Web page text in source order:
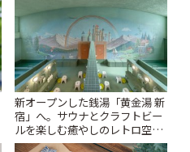
新オープンした銭湯「黄金湯 新
宿」へ。サウナとクラフトビー
ルを楽しむ癒やしのレトロ空間
| ことりっぷ